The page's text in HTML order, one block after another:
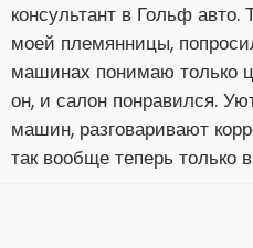
консультант в Гольф авто.
моей племянницы,
машинах понимаю только
он, и салон понравился.
машин, разговаривают
так вообще теперь только